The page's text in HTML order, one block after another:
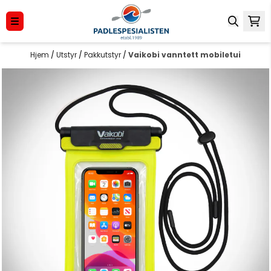
Hopp til innhold
Hjem / Utstyr / Pakkutstyr / Vaikobi vanntett mobiletui